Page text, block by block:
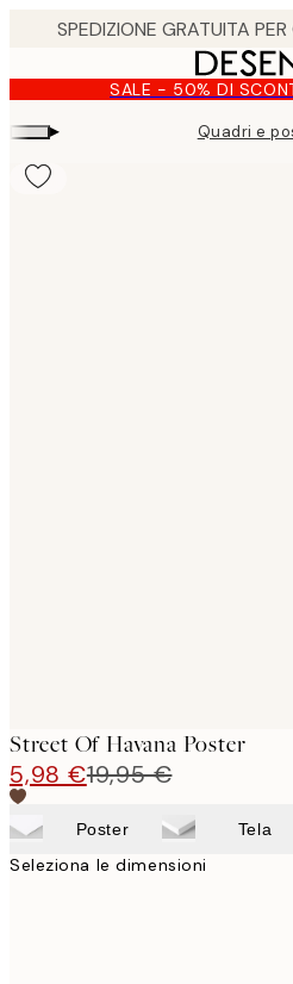
content.
SALE - 50% DI
▸ Quadri e
Street Of Havana Poster
5,98 €19,95 €
Poster Tela
Seleziona le dimensioni